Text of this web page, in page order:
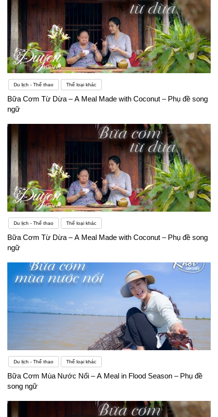
Du lịch - Thể thao Thể loại khác
Bữa Cơm Từ Dừa – A Meal Made with Coconut – Phụ đề song
ngữ
Du lịch - Thể thao Thể loại khác
Bữa Cơm Từ Dừa – A Meal Made with Coconut – Phụ đề song
ngữ
Du lịch - Thể thao Thể loại khác
Bữa Cơm Mùa Nước Nổi – A Meal in Flood Season – Phụ đề
song ngữ